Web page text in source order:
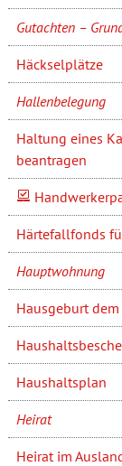
Gutachten –
Häckselplätze
Hallenbelegung
Haltung eines
beantragen
Härtefallfonds
Hauptwohnung
Hausgeburt
Haushaltsplan
Heirat
Heirat im